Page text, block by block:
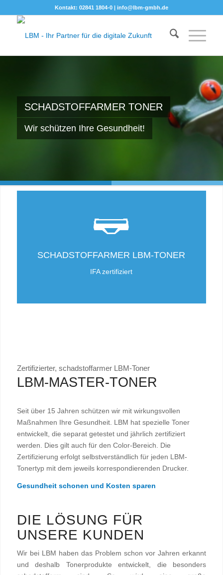
Kontakt: 02841 1804-0 | info@lbm-gmbh.de
SCHADSTOFFARMER TONER
Wir schützen Ihre Gesundheit!
SCHADSTOFFARMER LBM-TONER
IFA zertifiziert
Zertifizierter, schadstoffarmer LBM-Toner
LBM-MASTER-TONER
Seit über 15 Jahren schützen wir mit wirkungsvollen
Maßnahmen Ihre Gesundheit. LBM hat spezielle Toner
entwickelt, die separat getestet und jährlich zertifiziert
werden. Dies gilt auch für den Color-Bereich. Die
Zertifizierung erfolgt selbstverständlich für jeden LBM-
Tonertyp mit dem jeweils korrespondierenden Drucker.
Gesundheit schonen und Kosten sparen
DIE LÖSUNG FÜR
UNSERE KUNDEN
Wir bei LBM haben das Problem schon vor Jahren erkannt
und deshalb Tonerprodukte entwickelt, die besonders